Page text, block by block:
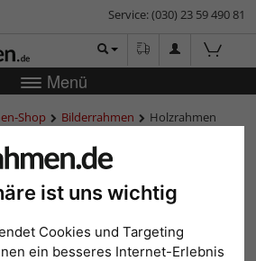
ist uns wichtig
Cookies und Targeting
ein besseres Internet-Erlebnis
Service: (030) 23 59 490 81
Menü
Shop Bilderrahmen
Holzrahmen
Brittany 3.9 -